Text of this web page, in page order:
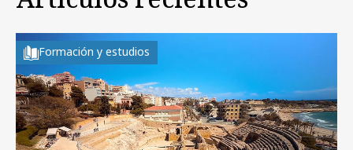
Formación y estudios